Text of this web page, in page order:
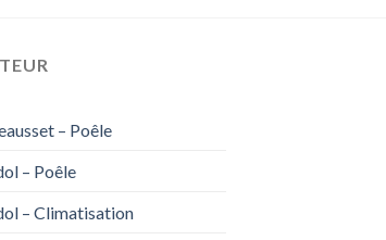
– Poêle
– Poêle
– Climatisation